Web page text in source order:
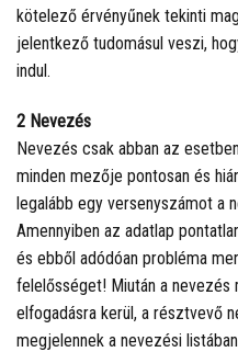
kötelező érvényűnek tekinti
jelentkező tudomásul veszi,
indul.
2 Nevezés
Nevezés csak abban az
minden mezője pontosan és
legalább egy versenyszámot a
Amennyiben az adatlap
és ebből adódóan probléma
felelősséget! Miután a nevezés
elfogadásra kerül, a résztvevő
megjelennek a nevezési